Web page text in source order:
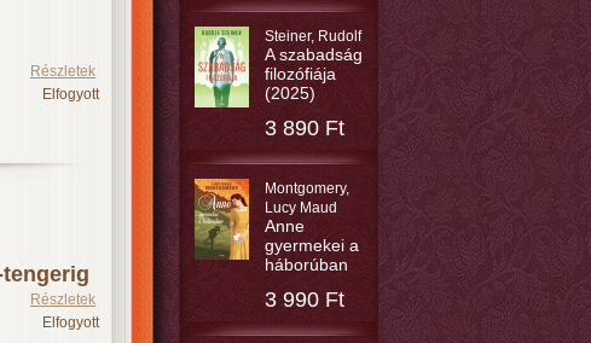
Steiner, Rudolf
A szabadság
filozófiája
(2025)
3 890 Ft
Montgomery,
Lucy Maud
Anne
gyermekei a
háborúban
3 990 Ft
Részletek
Elfogyott
Részletek
Elfogyott